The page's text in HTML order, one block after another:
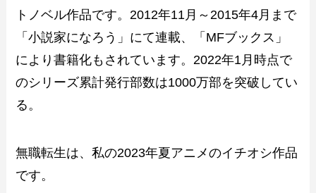
トノベル作品です。2012年11月～2015年4月まで
「小説家になろう」にて連載、「MFブックス」
により書籍化もされています。2022年1月時点で
のシリーズ累計発行部数は1000万部を突破してい
る。
無職転生は、私の2023年夏アニメのイチオシ作品
です。